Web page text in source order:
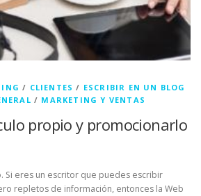
/ CLIENTES / ESCRIBIR EN UN BLOG
/ MARKETING Y VENTAS
propio y promocionarlo
Si eres un escritor que puedes escribir
repletos de información, entonces la Web